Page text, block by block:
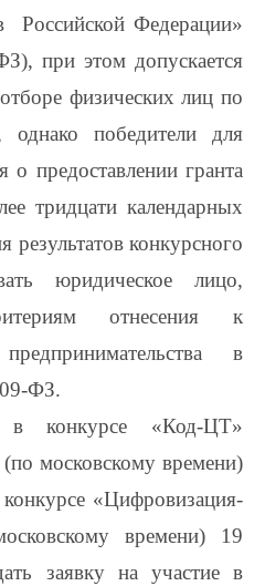
Российской Федерации»
при этом допускается
физических лиц по
победители для
о предоставлении гранта
тридцати календарных
результатов конкурсного
юридическое лицо,
отнесения к
в
ФЗ.
в конкурсе «Код-ЦТ»
московскому времени)
«Цифровизация-
времени) 19
заявку на участие в